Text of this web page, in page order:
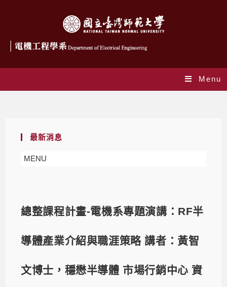
Menu
最新消息
MENU
總整課程計畫-電機系專題演講：RF半
導體產業介紹與職涯策略 講者：黃智
文博士，穩懋半導體 市場行銷中心 資